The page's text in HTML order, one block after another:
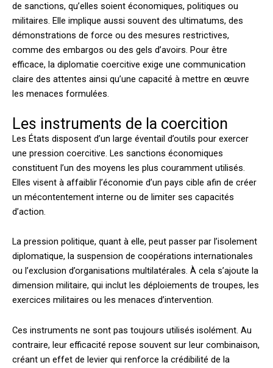
de sanctions, qu’elles soient économiques, politiques ou
militaires. Elle implique aussi souvent des ultimatums, des
démonstrations de force ou des mesures restrictives,
comme des embargos ou des gels d’avoirs. Pour être
efficace, la diplomatie coercitive exige une communication
claire des attentes ainsi qu’une capacité à mettre en œuvre
les menaces formulées.
Les instruments de la coercition
Les États disposent d’un large éventail d’outils pour exercer
une pression coercitive. Les sanctions économiques
constituent l’un des moyens les plus couramment utilisés.
Elles visent à affaiblir l’économie d’un pays cible afin de créer
un mécontentement interne ou de limiter ses capacités
d’action.
La pression politique, quant à elle, peut passer par l’isolement
diplomatique, la suspension de coopérations internationales
ou l’exclusion d’organisations multilatérales. À cela s’ajoute la
dimension militaire, qui inclut les déploiements de troupes, les
exercices militaires ou les menaces d’intervention.
Ces instruments ne sont pas toujours utilisés isolément. Au
contraire, leur efficacité repose souvent sur leur combinaison,
créant un effet de levier qui renforce la crédibilité de la